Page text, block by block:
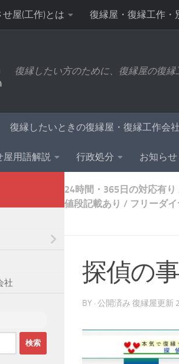
せ屋(工作)とは 復縁屋・復縁工作・
判サイトマップ 危ない復縁屋と危険
復縁したい方のために、復縁屋の復
復縁したいときの復縁屋・復縁工作会
屋用語解説 行政処分 お知らせ
24時間・365日の対応有り
値段記載あり / フリーダ
探偵の
BY · 公開済み 復縁屋更新
社